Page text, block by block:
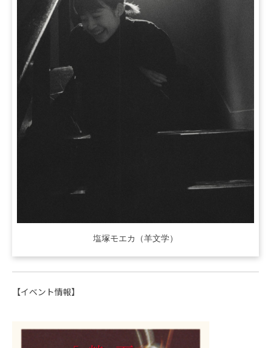
塩塚モエカ（羊文学）
【イベント情報】